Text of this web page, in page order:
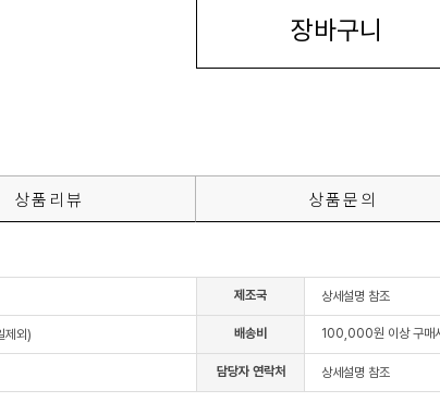
장바구니
상품리뷰 상품문의
제조국 상세설명 참조
제외) 배송비 100,000원 이상 구매
담당자 연락처 상세설명 참조